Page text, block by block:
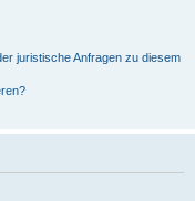
juristische Anfragen zu diesem